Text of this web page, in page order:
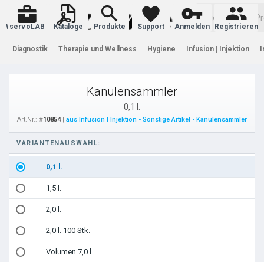
Warenkorb
servoLAB Kataloge Produkte Support Anmelden Registrieren
Diagnostik Therapie und Wellness Hygiene Infusion | Injektion
Kanülensammler
0,1 l.
Art.Nr.: #10854| aus Infusion | Injektion - Sonstige Artikel - Kanülensammler
VARIANTENAUSWAHL:
0,1 l.
1,5 l.
2,0 l.
2,0 l. 100 Stk.
Volumen 7,0 l.